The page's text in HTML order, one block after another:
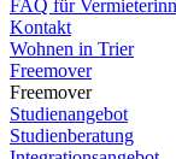
FAQ für
Kontakt
Wohnen in Trier
Freemover
Freemover
Studienangebot
Studienberatung